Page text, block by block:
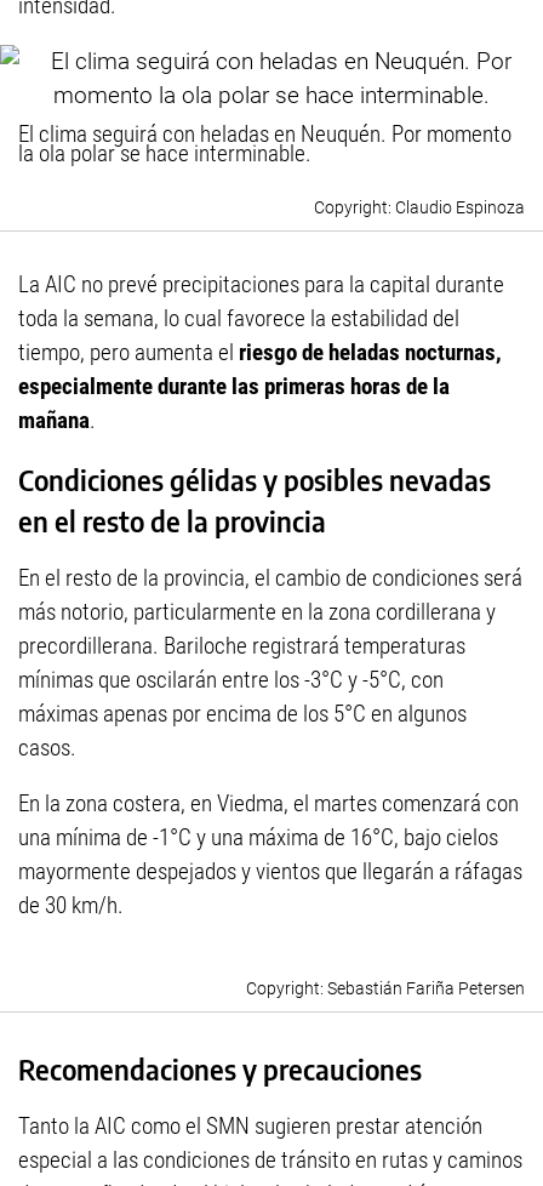
El clima seguirá con heladas en Neuquén. Por momento
la ola polar se hace interminable.
Claudio Espinoza
La AIC no prevé precipitaciones para la capital durante
toda la semana, lo cual favorece la estabilidad del
tiempo, pero aumenta el riesgo de heladas nocturnas,
especialmente durante las primeras horas de la
mañana.
Condiciones gélidas y posibles nevadas
en el resto de la provincia
En el resto de la provincia, el cambio de condiciones será
más notorio, particularmente en la zona cordillerana y
precordillerana. Bariloche registrará temperaturas
mínimas que oscilarán entre los -3°C y -5°C, con
máximas apenas por encima de los 5°C en algunos
casos.
En la zona costera, en Viedma, el martes comenzará con
una mínima de -1°C y una máxima de 16°C, bajo cielos
mayormente despejados y vientos que llegarán a ráfagas
de 30 km/h.
Sebastián Fariña Petersen
Recomendaciones y precauciones
Tanto la AIC como el SMN sugieren prestar atención
especial a las condiciones de tránsito en rutas y caminos